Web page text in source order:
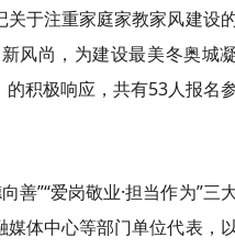
于注重家庭家教家风建设
风尚，为建设最美冬奥城
积极响应，共有53人报名
善”“爱岗敬业·担当作为”
体中心等部门单位代表，